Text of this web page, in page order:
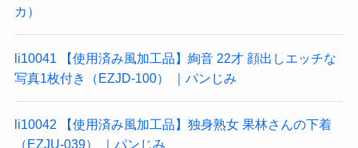
カ）
li10041 【使用済み風加工品】絢音 22才 顔出しエッチな
写真1枚付き（EZJD-100） ｜パンじみ
li10042 【使用済み風加工品】独身熟女 果林さんの下着
（EZJU-039） ｜パンじみ